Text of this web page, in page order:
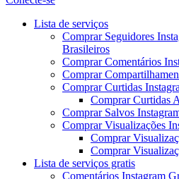
Menu
Lista de serviços
Comprar Seguidores
Brasileiros
Comprar Comentários
Comprar
Comprar Curtidas
Comprar Curtidas
Comprar Salvos
Comprar Visualizações
Comprar
Comprar
Lista de serviços gratis
Comentários Instagram